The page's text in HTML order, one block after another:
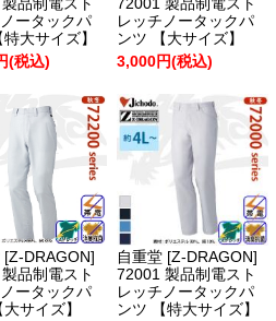
ータックパ
大サイズ】
(税込)
レッチノータックパ
ンツ 【大サイズ】
3,000円(税込)
[Z-DRAGON]
品制電スト
ータックパ
サイズ】
自重堂 [Z-DRAGON]
72001 製品制電スト
レッチノータックパ
ンツ 【特大サイズ】